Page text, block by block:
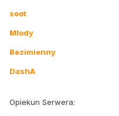
soot
Mlody
Bezimienny
DashA
Opiekun Serwera: